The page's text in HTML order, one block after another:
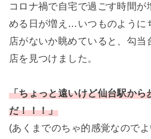
コロナ禍で自宅で過ごす時間
める日が増え…いつものように
店がないか眺めていると、勾当
店を見つけました。
「ちょっと遠いけど仙台駅から
だ！！！」
(あくまでのちゃ的感覚なので